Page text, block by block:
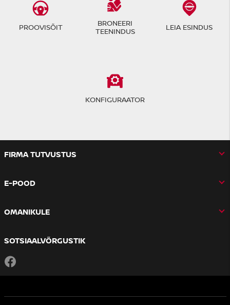
PROOVISÕIT
BRONEERI
TEENINDUS
LEIA ESINDUS
KONFIGURAATOR
FIRMA TUTVUSTUS
E-POOD
OMANIKULE
SOTSIAALVÕRGUSTIK